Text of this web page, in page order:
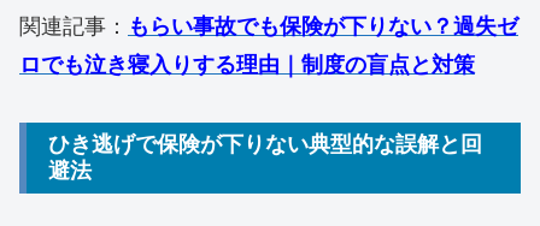
関連記事： もらい事故でも保険が下りない？過失ゼ
ロでも泣き寝入りする理由｜制度の盲点と対策
ひき逃げで保険が下りない典型的な誤解と回
避法